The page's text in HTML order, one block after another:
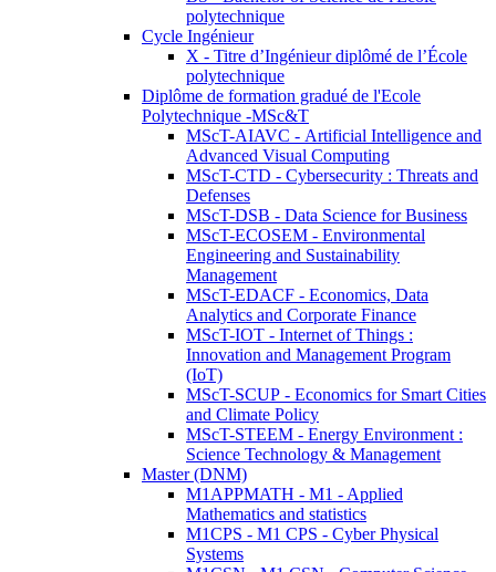
polytechnique
Cycle Ingénieur
X - Titre d’Ingénieur diplômé de l’École
polytechnique
Diplôme de formation gradué de l'Ecole
Polytechnique -MSc&T
MScT-AIAVC - Artificial Intelligence and
Advanced Visual Computing
MScT-CTD - Cybersecurity : Threats and
Defenses
MScT-DSB - Data Science for Business
MScT-ECOSEM - Environmental
Engineering and Sustainability
Management
MScT-EDACF - Economics, Data
Analytics and Corporate Finance
MScT-IOT - Internet of Things :
Innovation and Management Program
(IoT)
MScT-SCUP - Economics for Smart Cities
and Climate Policy
MScT-STEEM - Energy Environment :
Science Technology & Management
Master (DNM)
M1APPMATH - M1 - Applied
Mathematics and statistics
M1CPS - M1 CPS - Cyber Physical
Systems